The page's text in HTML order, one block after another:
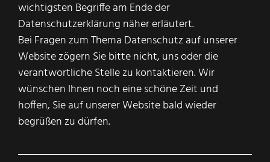
wichtigsten Begriffe am Ende der
Datenschutzerklärung näher erläutert.
Bei Fragen zum Thema Datenschutz auf unserer
Website zögern Sie bitte nicht, uns oder die
verantwortliche Stelle zu kontaktieren. Wir
wünschen Ihnen noch eine schöne Zeit und
hoffen, Sie auf unserer Website bald wieder
begrüßen zu dürfen.